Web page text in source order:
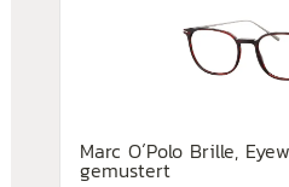
Marc O´Polo Brille,
gemustert